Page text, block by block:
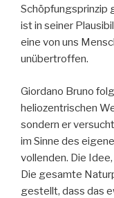
Schöpfungsprinzip
ist in seiner
eine von uns
unübertroffen.
Giordano Bruno
heliozentrischen
sondern er
im Sinne des
vollenden. Die
Die gesamte
gestellt, dass das